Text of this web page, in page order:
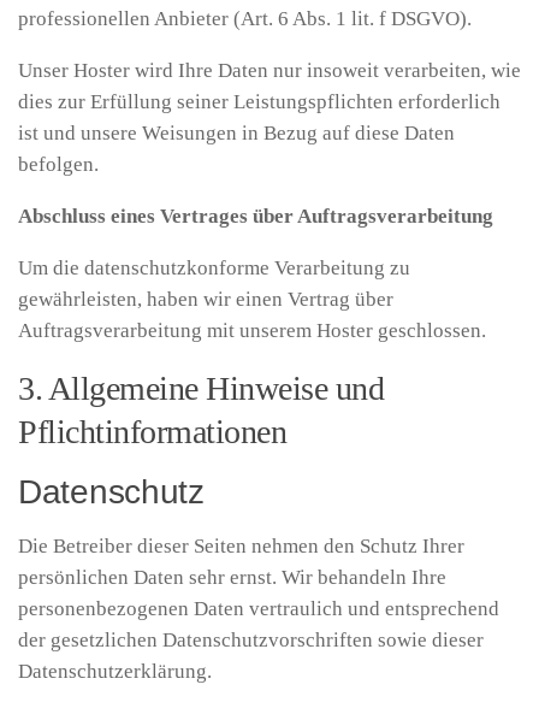
professionellen Anbieter (Art. 6 Abs. 1 lit. f DSGVO).
Unser Hoster wird Ihre Daten nur insoweit verarbeiten, wie
dies zur Erfüllung seiner Leistungspflichten erforderlich
ist und unsere Weisungen in Bezug auf diese Daten
befolgen.
Abschluss eines Vertrages über Auftragsverarbeitung
Um die datenschutzkonforme Verarbeitung zu
gewährleisten, haben wir einen Vertrag über
Auftragsverarbeitung mit unserem Hoster geschlossen.
3. Allgemeine Hinweise und
Pflichtinformationen
Datenschutz
Die Betreiber dieser Seiten nehmen den Schutz Ihrer
persönlichen Daten sehr ernst. Wir behandeln Ihre
personenbezogenen Daten vertraulich und entsprechend
der gesetzlichen Datenschutzvorschriften sowie dieser
Datenschutzerklärung.